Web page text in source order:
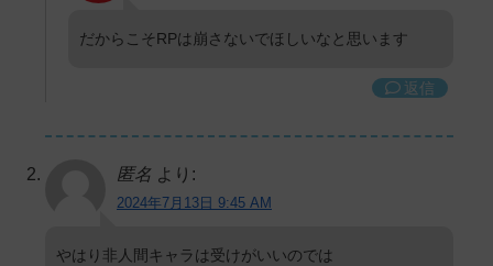
だからこそRPは崩さないでほしいなと思います
返信
匿名 より:
2024年7月13日 9:45 AM
やはり非人間キャラは受けがいいのでは